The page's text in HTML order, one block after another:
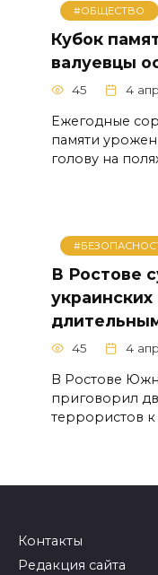
#ОБЩЕСТВО
Кубок
валуевцы
45 4
Ежегодные
памяти
голову на
В Ростове
45 4
В Ростове
приговорил
террористов
Контакты
Редакция сайта